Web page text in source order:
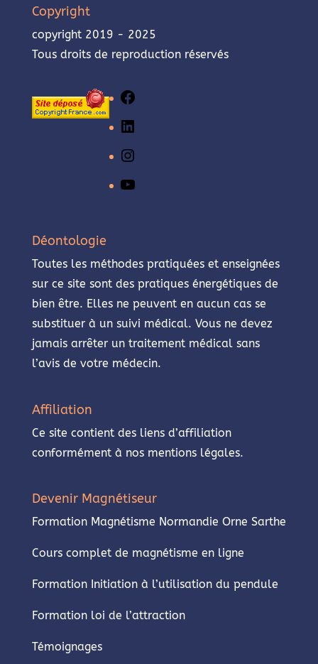
Copyright
copyright 2019 - 2025
Tous droits de reproduction réservés
Déontologie
Toutes les méthodes pratiquées et enseignées
sur ce site sont des pratiques énergétiques de
bien être. Elles ne peuvent en aucun cas se
substituer à un suivi médical. Vous ne devez
jamais arrêter un traitement médical sans
l’avis de votre médecin.
Affiliation
Ce site contient des liens d’affiliation
conformément à nos mentions légales.
Devenir Magnétiseur
Formation Magnétisme Normandie Orne Sarthe
Cours complet de magnétisme en ligne
Formation Initiation à l’utilisation du pendule
Formation loi de l’attraction
Témoignages